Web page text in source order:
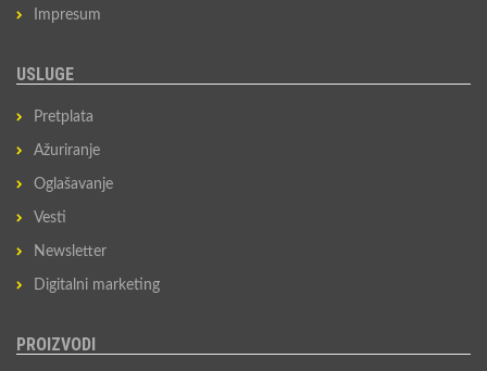
Impresum
USLUGE
Pretplata
Ažuriranje
Oglašavanje
Vesti
Newsletter
Digitalni marketing
PROIZVODI